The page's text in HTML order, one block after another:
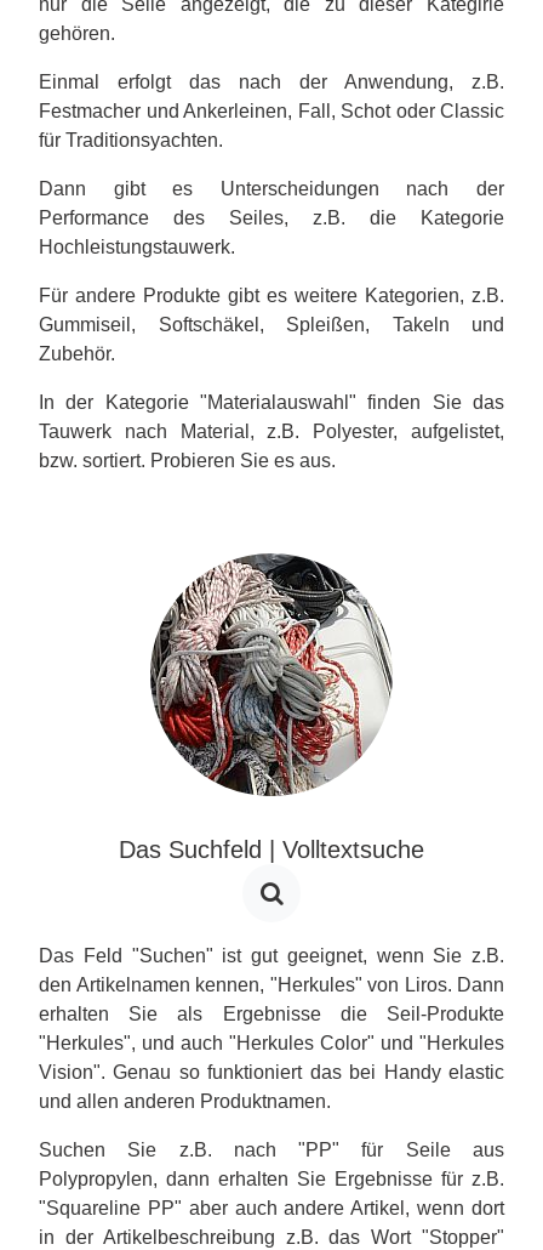
nur die Seile angezeigt, die zu dieser Kategirie
gehören.
Einmal erfolgt das nach der Anwendung, z.B.
Festmacher und Ankerleinen, Fall, Schot oder Classic
für Traditionsyachten.
Dann gibt es Unterscheidungen nach der
Performance des Seiles, z.B. die Kategorie
Hochleistungstauwerk.
Für andere Produkte gibt es weitere Kategorien, z.B.
Gummiseil, Softschäkel, Spleißen, Takeln und
Zubehör.
In der Kategorie "Materialauswahl" finden Sie das
Tauwerk nach Material, z.B. Polyester, aufgelistet,
bzw. sortiert. Probieren Sie es aus.
Das Suchfeld | Volltextsuche
Das Feld "Suchen" ist gut geeignet, wenn Sie z.B.
den Artikelnamen kennen, "Herkules" von Liros. Dann
erhalten Sie als Ergebnisse die Seil-Produkte
"Herkules", und auch "Herkules Color" und "Herkules
Vision". Genau so funktioniert das bei Handy elastic
und allen anderen Produktnamen.
Suchen Sie z.B. nach "PP" für Seile aus
Polypropylen, dann erhalten Sie Ergebnisse für z.B.
"Squareline PP" aber auch andere Artikel, wenn dort
in der Artikelbeschreibung z.B. das Wort "Stopper"